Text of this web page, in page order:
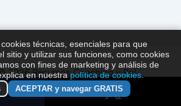
2026 Recursos Coaching y Pnl
técnicas, esenciales para que
sitio y utilizar sus funciones, como cookies
con fines de marketing y análisis de
en nuestrapolítica de cookies.
ACEPTAR y navegar GRATIS